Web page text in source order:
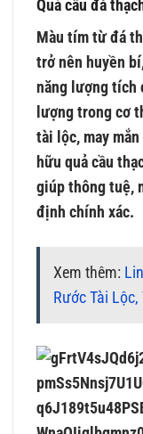
Quả cầu đá
Màu tím từ đá
trở nên huyền
năng lượng tích
lượng trong cơ
tài lộc, may
hữu quả cầu
giúp thông tuệ,
định chính xác.
Xem thêm:
Rước Tài